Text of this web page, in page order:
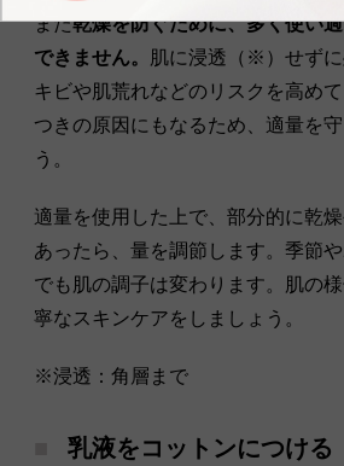
また乾燥を防ぐために、多く使い
できません。
肌に浸透（※）せず
キビや肌荒れなどのリスクを高め
つきの原因にもなるため、適量を
う。
適量を使用した上で、部分的に乾
あったら、量を調節します。季節
でも肌の調子は変わります。肌の
寧なスキンケアをしましょう。
※浸透：角層まで
乳液をコットンにつける